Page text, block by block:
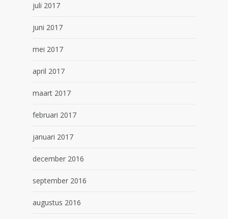
juli 2017
juni 2017
mei 2017
april 2017
maart 2017
februari 2017
januari 2017
december 2016
september 2016
augustus 2016